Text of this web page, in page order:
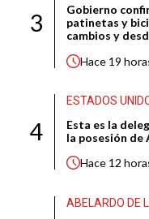
3
Gobierno
patinetas y
cambios y
Hace 19
4
ESTADOS
Esta es la
la posesión de
Hace 12
ABELARDO DE